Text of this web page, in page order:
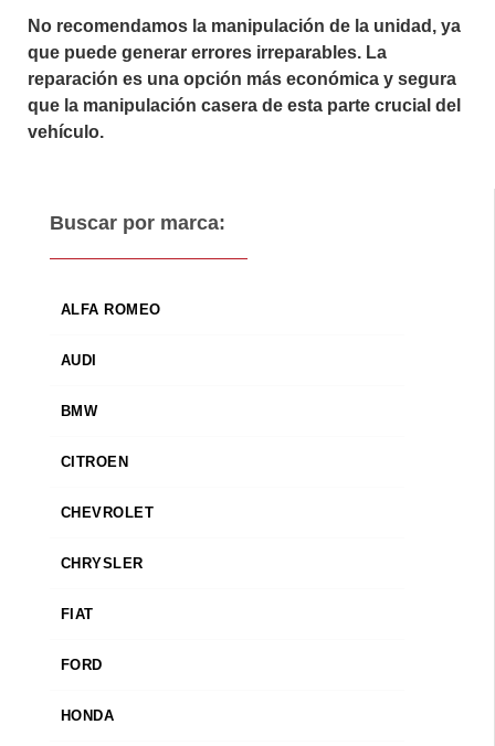
Buscar por marca:
ALFA ROMEO
AUDI
BMW
CITROEN
CHEVROLET
CHRYSLER
FIAT
FORD
HONDA
No recomendamos la manipulación de la unidad, ya
que puede generar errores irreparables. La
reparación es una opción más económica y segura
que la manipulación casera de esta parte crucial del
vehículo.